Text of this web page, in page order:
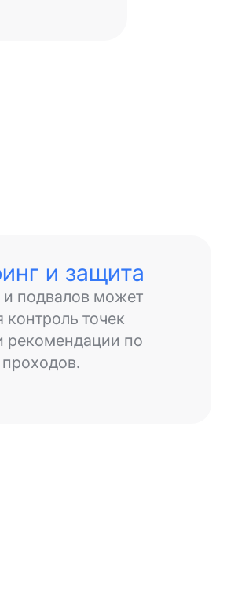
и защита
и подвалов может
контроль точек
рекомендации по